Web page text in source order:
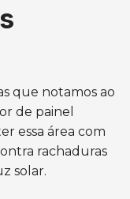
que notamos ao
de painel
essa área com
rachaduras
solar.